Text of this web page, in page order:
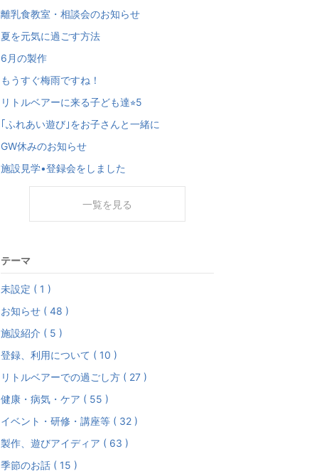
離乳食教室・相談会のお知らせ
夏を元気に過ごす方法
6月の製作
もうすぐ梅雨ですね！
リトルベアーに来る子ども達⭐︎5
｢ふれあい遊び｣をお子さんと一緒に
GW休みのお知らせ
施設見学•登録会をしました
一覧を見る
テーマ
未設定 ( 1 )
お知らせ ( 48 )
施設紹介 ( 5 )
登録、利用について ( 10 )
リトルベアーでの過ごし方 ( 27 )
健康・病気・ケア ( 55 )
イベント・研修・講座等 ( 32 )
製作、遊びアイディア ( 63 )
季節のお話 ( 15 )